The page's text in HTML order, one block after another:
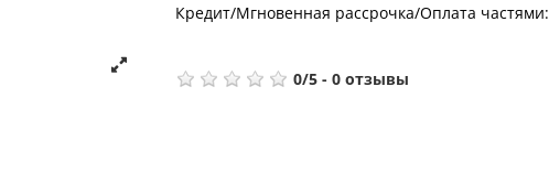
Кредит/Мгновенная рассрочка/Оплата частями:
0/5- 0 отзывы